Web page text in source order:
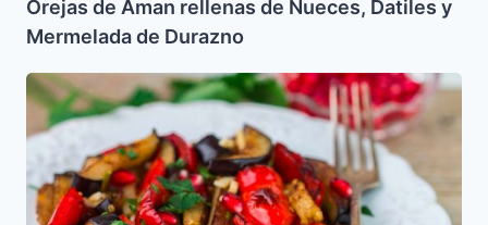
Orejas de Aman rellenas de Nueces, Datiles y
Mermelada de Durazno
Ensalada
de
Vegetales
Asados